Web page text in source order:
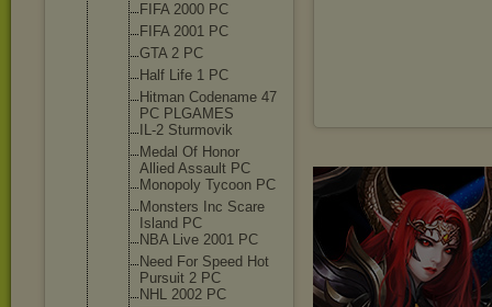
FIFA 2000 PC
FIFA 2001 PC
GTA 2 PC
Half Life 1 PC
Hitman Codename 47
PC PLGAMES
IL-2 Sturmovik
Medal Of Honor
Allied Assault PC
Monopoly Tycoon PC
Monsters Inc Scare
Island PC
NBA Live 2001 PC
Need For Speed Hot
Pursuit 2 PC
NHL 2002 PC